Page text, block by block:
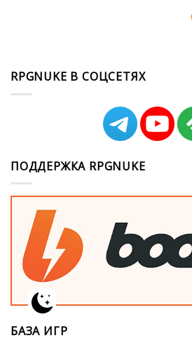
RPGNUKE В СОЦСЕТЯХ
ПОДДЕРЖКА RPGNUKE
БАЗА ИГР